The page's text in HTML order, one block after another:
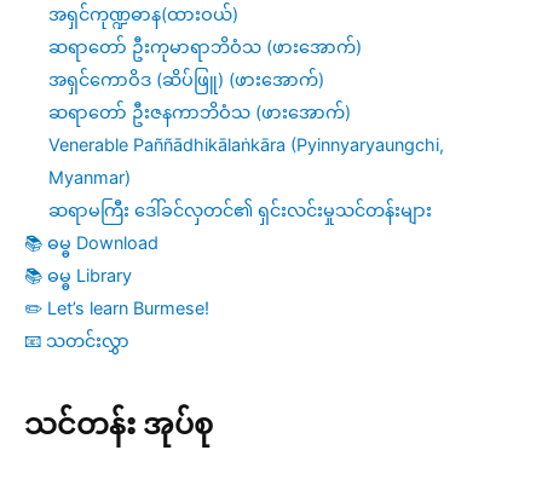
အရှင်ကုဏ္ဍဓာန(ထားဝယ်)
ဆရာတော် ဦးကုမာရာဘိဝံသ (ဖားအောက်)
အရှင်ကောဝိဒ (ဆိပ်ဖြူ) (ဖားအောက်)
ဆရာတော် ဦးဇနကာဘိဝံသ (ဖားအောက်)
Venerable Paññādhikālaṅkāra (Pyinnyaryaungchi,
Myanmar)
ဆရာမကြီး ဒေါ်ခင်လှတင်၏ ရှင်းလင်းမှုသင်တန်းများ
📚 ဓမ္ဓ Download
📚 ဓမ္ဓ Library
✏️ Let’s learn Burmese!
📧 သတင်းလွှာ
သင်တန်း အုပ်စု